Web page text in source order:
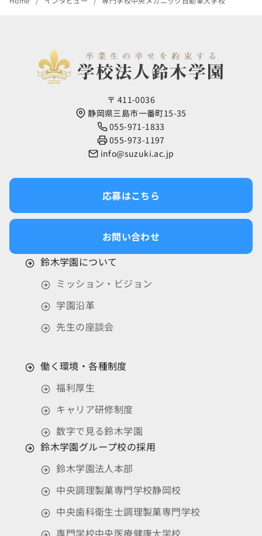
〒 411-0036
静岡県三島市一番町15-35
055-971-1833
055-973-1197
info@suzuki.ac.jp
応募はこちら
お問い合わせ
鈴木学園について
ミッション・ビジョン
学園沿革
先生の座談会
働く環境・各種制度
福利厚生
キャリア研修制度
数字で見る鈴木学園
鈴木学園グループ校の採用
鈴木学園法人本部
中央調理製菓専門学校静岡校
中央歯科衛生士調理製菓専門学校
専門学校中央医療健康大学校